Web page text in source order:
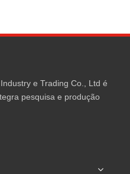
e Trading Co., Ltd é
pesquisa e produção